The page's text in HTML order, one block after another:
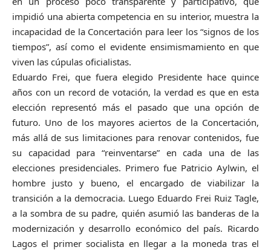
impidió una abierta competencia en su interior, muestra la
incapacidad de la Concertación para leer los “signos de los
tiempos”, así como el evidente ensimismamiento en que
viven las cúpulas oficialistas.
Eduardo Frei, que fuera elegido Presidente hace quince
años con un record de votación, la verdad es que en esta
elección representó más el pasado que una opción de
futuro. Uno de los mayores aciertos de la Concertación,
más allá de sus limitaciones para renovar contenidos, fue
su capacidad para “reinventarse” en cada una de las
elecciones presidenciales. Primero fue Patricio Aylwin, el
hombre justo y bueno, el encargado de viabilizar la
transición a la democracia. Luego Eduardo Frei Ruiz Tagle,
a la sombra de su padre, quién asumió las banderas de la
modernización y desarrollo económico del país. Ricardo
Lagos el primer socialista en llegar a la moneda tras el